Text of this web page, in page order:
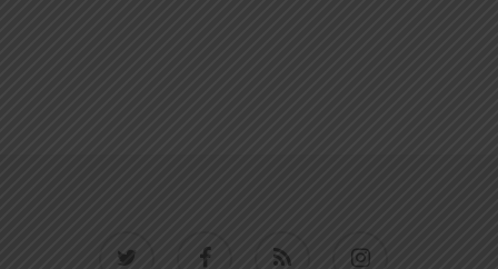
facebook instagram